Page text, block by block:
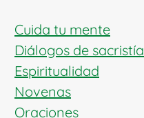
Cuida tu mente
Diálogos de sacristía
Espiritualidad
Novenas
Oraciones